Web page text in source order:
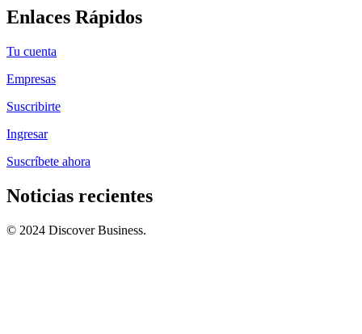
Enlaces Rápidos
Tu cuenta
Empresas
Suscribirte
Ingresar
Suscríbete ahora
Noticias recientes
© 2024 Discover Business.